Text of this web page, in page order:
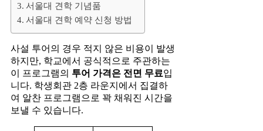
서울대 견학 기념품
서울대 견학 예약 신청 방법
사설 투어의 경우 적지 않은 비용이 발생
하지만, 학교에서 공식적으로 주관하는
이 프로그램의 투어 가격은 전면 무료입
니다. 학생회관 2층 라운지에서 집결하
여 알찬 프로그램으로 꽉 채워진 시간을
보낼 수 있습니다.